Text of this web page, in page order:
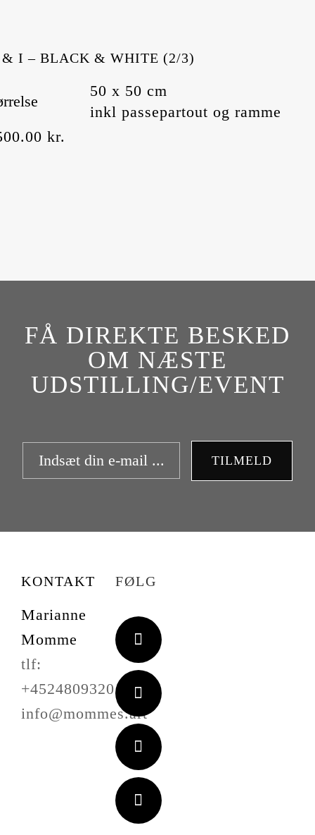
I – BLACK & WHITE (2/3)
50 x 50 cm
inkl passepartout og ramme
kr.
FÅ DIREKTE BESKED
OM NÆSTE
UDSTILLING/EVENT
TILMELD
KONTAKT
Marianne
Momme
tlf:
+4524809320
info@mommes.art
FØLG